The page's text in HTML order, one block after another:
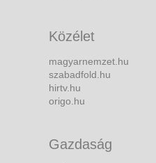
Közélet
magyarnemzet.hu
szabadfold.hu
hirtv.hu
origo.hu
Gazdaság